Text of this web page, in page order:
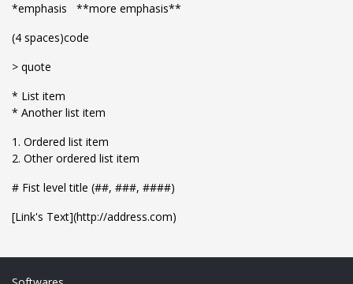
*emphasis **more emphasis**
(4 spaces)code
> quote
* List item
* Another list item
1. Ordered list item
2. Other ordered list item
# Fist level title (##, ###, ####)
[Link's Text](http://address.com)